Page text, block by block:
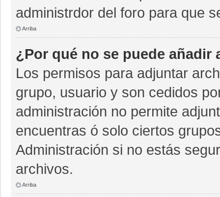
administrdor del foro para que
Arriba
¿Por qué no se puede
Los permisos para adjuntar
grupo, usuario y son cedidos
administración no permite
encuentras ó solo ciertos
Administración si no estás
archivos.
Arriba